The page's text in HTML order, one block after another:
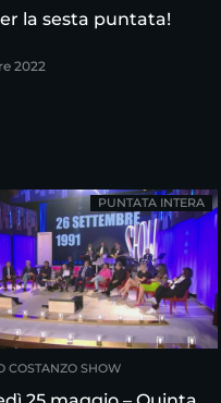
la sesta puntata!
2022
COSTANZO SHOW
PUNTATA INTERA